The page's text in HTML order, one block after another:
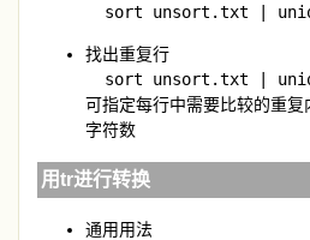
sort unsort.txt |
找出重复行
sort unsort.txt |
可指定每行中需要比较的重
字符数
用tr进行转换
通用用法